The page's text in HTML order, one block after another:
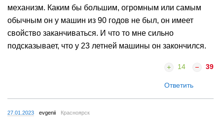
механизм. Каким бы большим, огромным или самым
обычным он у машин из 90 годов не был, он имеет
свойство заканчиваться. И что то мне сильно
подсказывает, что у 23 летней машины он закончился.
14 39
Ответить
27.01.2023 evgenii Красноярск